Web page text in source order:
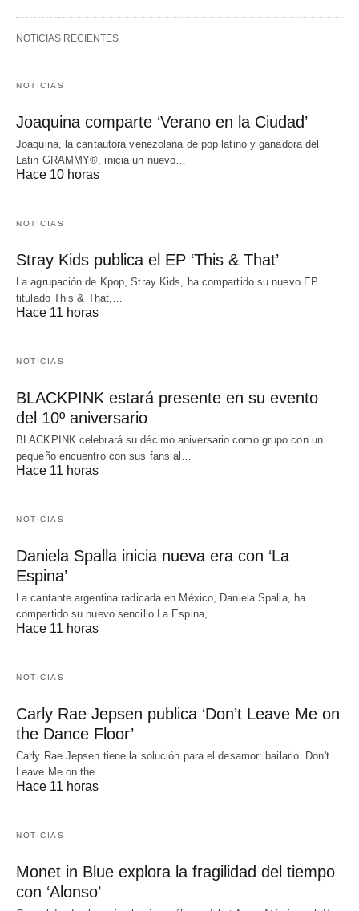
NOTICIAS RECIENTES
NOTICIAS
Joaquina comparte ‘Verano en la Ciudad’
Joaquina, la cantautora venezolana de pop latino y ganadora del
Latin GRAMMY®, inicia un nuevo…
Hace 10 horas
NOTICIAS
Stray Kids publica el EP ‘This & That’
La agrupación de Kpop, Stray Kids, ha compartido su nuevo EP
titulado This & That,…
Hace 11 horas
NOTICIAS
BLACKPINK estará presente en su evento
del 10º aniversario
BLACKPINK celebrará su décimo aniversario como grupo con un
pequeño encuentro con sus fans al…
Hace 11 horas
NOTICIAS
Daniela Spalla inicia nueva era con ‘La
Espina’
La cantante argentina radicada en México, Daniela Spalla, ha
compartido su nuevo sencillo La Espina,…
Hace 11 horas
NOTICIAS
Carly Rae Jepsen publica ‘Don’t Leave Me on
the Dance Floor’
Carly Rae Jepsen tiene la solución para el desamor: bailarlo. Don't
Leave Me on the…
Hace 11 horas
NOTICIAS
Monet in Blue explora la fragilidad del tiempo
con ‘Alonso’